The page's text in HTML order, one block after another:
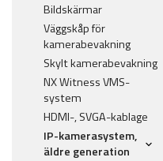
Bildskärmar
Väggskåp för
kamerabevakning
Skylt kamerabevakning
NX Witness VMS-
system
HDMI-, SVGA-kablage
IP-kamerasystem,
äldre generation